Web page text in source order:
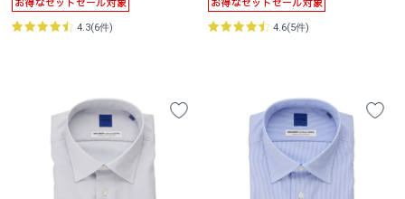
4.3(6件) 4.6(5件)